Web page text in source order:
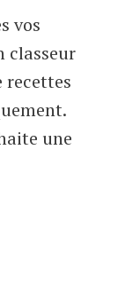
vos
classeur
recettes
une